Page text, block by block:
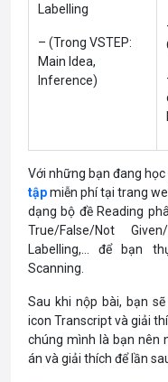
Labelling
– (Trong VSTEP:
Main Idea,
Inference)
Với những bạn đang học
tậpmiễn phí tại trang
dạng bộ đề Reading
True/False/Not
Labelling,… để bạn
Scanning.
Sau khi nộp bài, bạn
icon Transcript và giải
chúng mình là bạn nên
án và giải thích để lần